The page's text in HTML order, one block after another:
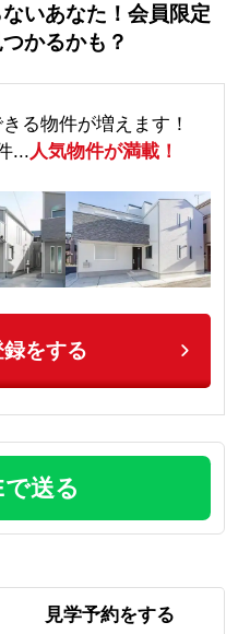
いあなた！会員限定
かるかも？
る物件が増えます！
... 人気物件が満載！
をする
送る
見学予約をする